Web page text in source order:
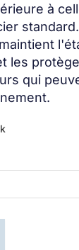
à
les
qui